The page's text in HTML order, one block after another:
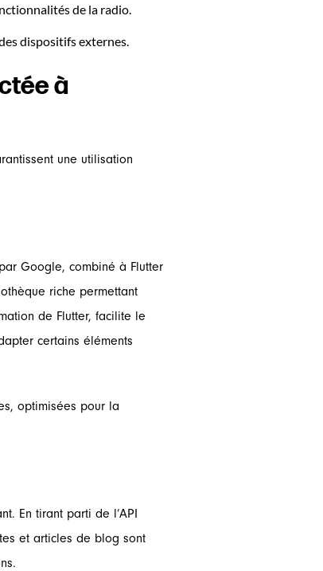
de la radio.
dispositifs externes.
à
une utilisation
Google, combiné à Flutter
riche permettant
de Flutter, facilite le
certains éléments
optimisées pour la
En tirant parti de l’API
et articles de blog sont